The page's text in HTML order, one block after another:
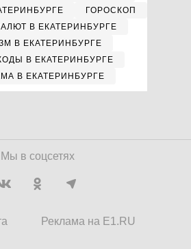
ГОРОСКОП
В ЕКАТЕРИНБУРГЕ
В ЕКАТЕРИНБУРГЕ
В ЕКАТЕРИНБУРГЕ
В ЕКАТЕРИНБУРГЕ
Мы в соцсетях
Реклама на E1.RU